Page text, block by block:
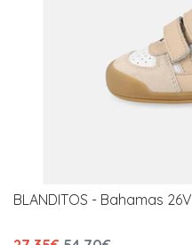
BLANDITOS - Bahamas 26V